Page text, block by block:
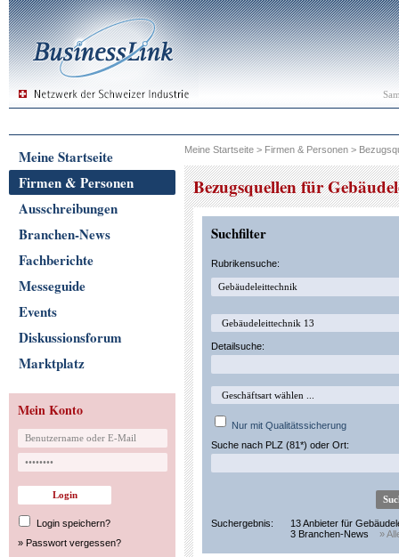
Meine Startseite
Firmen & Personen
Ausschreibungen
Branchen-News
Fachberichte
Messeguide
Events
Diskussionsforum
Marktplatz
Mein Konto
Login speichern?
» Passwort vergessen?
Meine Startseite > Firmen & Personen >
Bezugsquellen für
Suchfilter
Rubrikensuche:
Detailsuche:
Nur mit Qualitätssicherung
Suche nach PLZ (81*) oder Ort:
Suchergebnis:
13 Anbieter für
3 Branchen-News
»